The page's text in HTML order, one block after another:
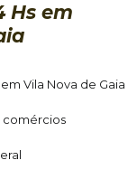
Hs em
Vila Nova de Gaia
comércios